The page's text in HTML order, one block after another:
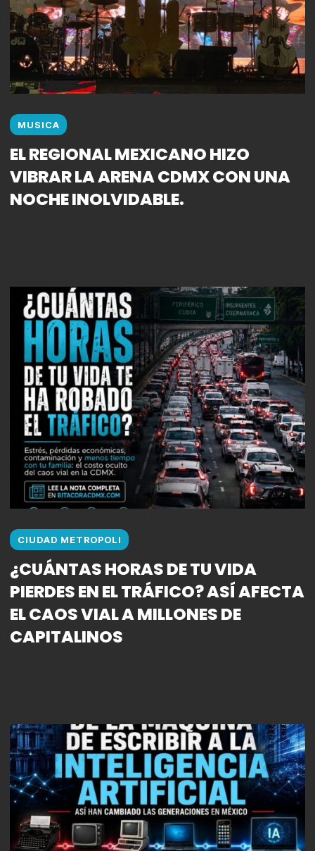
MUSICA
EL REGIONAL MEXICANO HIZO
VIBRAR LA ARENA CDMX CON UNA
NOCHE INOLVIDABLE.
CIUDAD METROPOLI
¿CUÁNTAS HORAS DE TU VIDA
PIERDES EN EL TRÁFICO? ASÍ AFECTA
EL CAOS VIAL A MILLONES DE
CAPITALINOS